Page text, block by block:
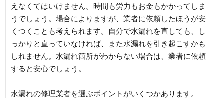
えなくてはいけません。時間も労力もお金もかかってしま
うでしょう。場合によりますが、業者に依頼したほうが安
くつくことも考えられます。自分で水漏れを直しても、し
っかりと直っていなければ、また水漏れを引き起こすかも
しれません。水漏れ箇所がわからない場合は、業者に依頼
すると安心でしょう。
水漏れの修理業者を選ぶポイントがいくつかあります。